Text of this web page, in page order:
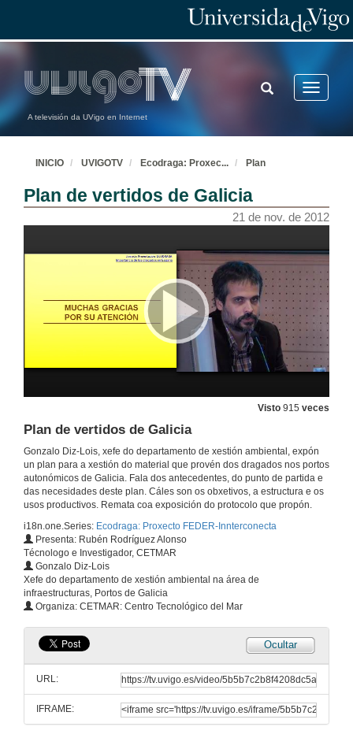
A televisión da UVigo en Internet
Toggle
TOGGLE
SEARCH
INICIO UVIGOTV Ecodraga: Proxec... Plan
Plan de vertidos de Galicia
21 de nov. de 2012
Visto 915 veces
Plan de vertidos de Galicia
Gonzalo Diz-Lois, xefe do departamento de xestión ambiental, expón
un plan para a xestión do material que provén dos dragados nos portos
autonómicos de Galicia. Fala dos antecedentes, do punto de partida e
das necesidades deste plan. Cáles son os obxetivos, a estructura e os
usos productivos. Remata coa exposición do protocolo que propón.
i18n.one.Series: Ecodraga: Proxecto FEDER-Innterconecta
Presenta: Rubén Rodríguez Alonso
Técnologo e Investigador, CETMAR
Gonzalo Diz-Lois
Xefe do departamento de xestión ambiental na área de
infraestructuras, Portos de Galicia
Organiza: CETMAR: Centro Tecnológico del Mar
Ocultar
URL:
IFRAME:
Apertura da xornada
21 de nov. de 2012
21 de nov. de 2012
CIS: Visión xeral da ECODRAGA
21 de nov. de 2012
NODOSA: Visión empresarial e de mercado
21 de nov. de 2012
21 de nov. de 2012
GII: Grupo Integrado Enxeñaría
21 de nov. de 2012